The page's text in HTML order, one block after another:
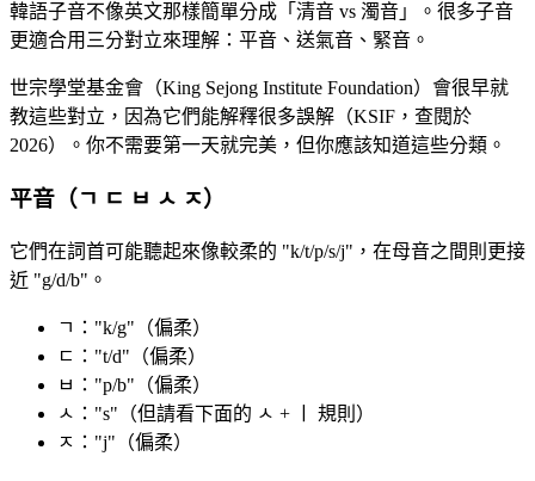
韓語子音不像英文那樣簡單分成「清音 vs 濁音」。很多子音
更適合用三分對立來理解：平音、送氣音、緊音。
世宗學堂基金會（King Sejong Institute Foundation）會很早就
教這些對立，因為它們能解釋很多誤解（KSIF，查閱於
2026）。你不需要第一天就完美，但你應該知道這些分類。
平音（ㄱ ㄷ ㅂ ㅅ ㅈ）
它們在詞首可能聽起來像較柔的 "k/t/p/s/j"，在母音之間則更接
近 "g/d/b"。
ㄱ："k/g"（偏柔）
ㄷ："t/d"（偏柔）
ㅂ："p/b"（偏柔）
ㅅ："s"（但請看下面的 ㅅ + ㅣ 規則）
ㅈ："j"（偏柔）